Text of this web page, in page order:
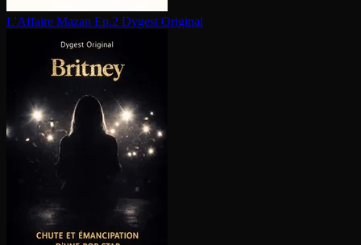
L'Affaire Mazan Ep.2 Dygest Original